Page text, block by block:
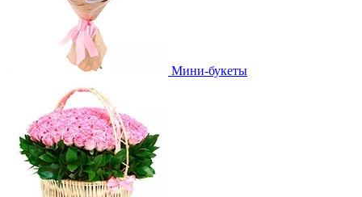
Мини-букеты